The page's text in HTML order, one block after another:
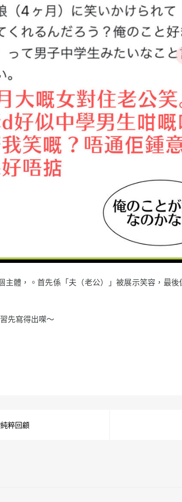
主體，。首先係「夫（老公）」被展示笑容，最
先寫得出㗎～
粹回顧